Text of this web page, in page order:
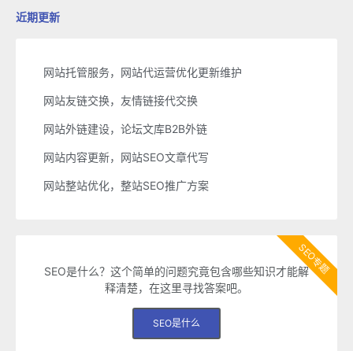
近期更新
网站托管服务，网站代运营优化更新维护
网站友链交换，友情链接代交换
网站外链建设，论坛文库B2B外链
网站内容更新，网站SEO文章代写
网站整站优化，整站SEO推广方案
SEO是什么？这个简单的问题究竟包含哪些知识才能解
释清楚，在这里寻找答案吧。
SEO是什么
SEO专题